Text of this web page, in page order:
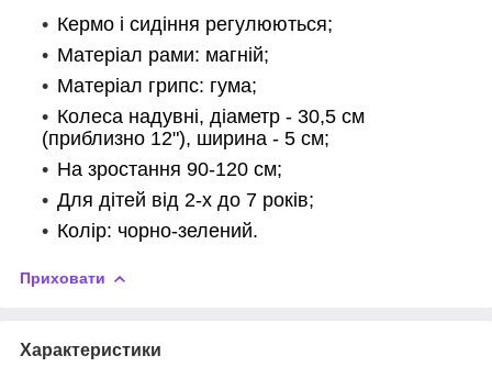
Кермо і сидіння регулюються;
Матеріал рами: магній;
Матеріал грипс: гума;
Колеса надувні, діаметр - 30,5 см
(приблизно 12"), ширина - 5 см;
На зростання 90-120 см;
Для дітей від 2-х до 7 років;
Колір: чорно-зелений.
Приховати
Характеристики